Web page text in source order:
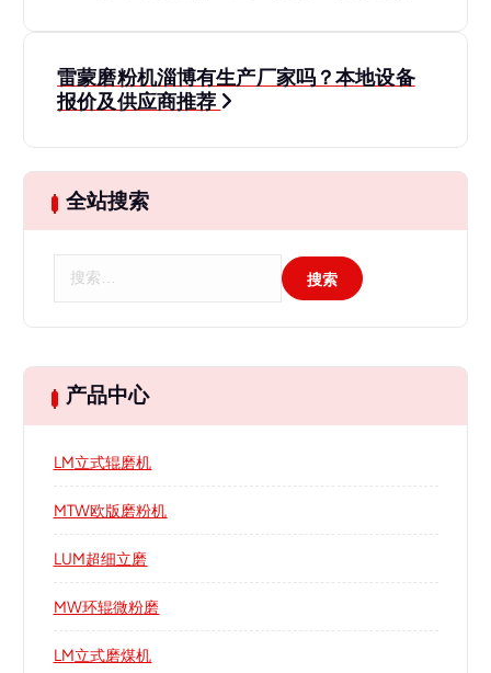
导
航
雷蒙磨粉机淄博有生产厂家吗？本地设备
报价及供应商推荐
全站搜索
产品中心
LM立式辊磨机
MTW欧版磨粉机
LUM超细立磨
MW环辊微粉磨
LM立式磨煤机